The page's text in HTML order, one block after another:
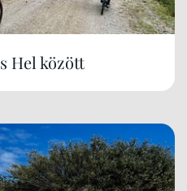
Hel között